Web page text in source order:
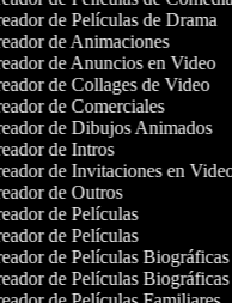
de Películas de Drama
de Animaciones
de Anuncios en Video
de Collages de Video
de Comerciales
de Dibujos Animados
de Intros
de Invitaciones en Video
de Outros
de Películas
de Películas
de Películas Biográficas
de Películas Biográficas